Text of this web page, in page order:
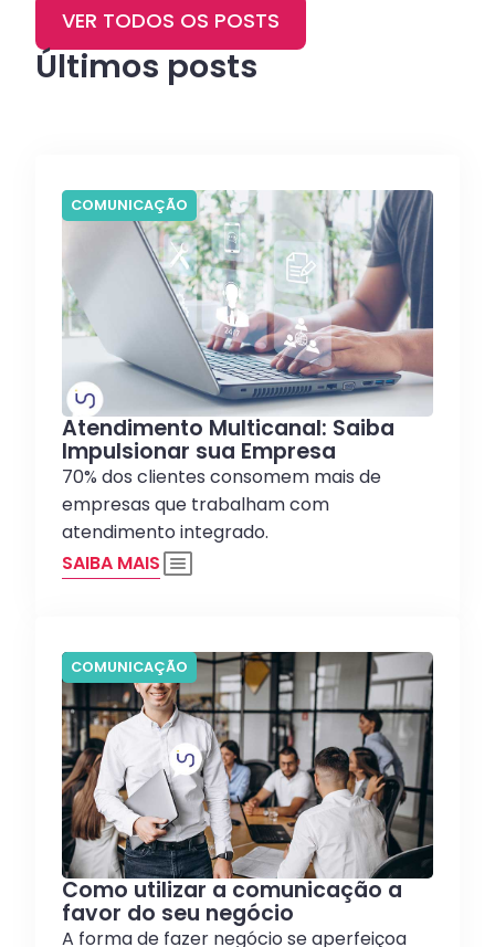
Últimos posts
VER TODOS OS POSTS
COMUNICAÇÃO
Atendimento Multicanal: Saiba
Impulsionar sua Empresa
70% dos clientes consomem mais de
empresas que trabalham com
atendimento integrado.
SAIBA MAIS
COMUNICAÇÃO
Como utilizar a comunicação a
favor do seu negócio
A forma de fazer negócio se aperfeiçoa